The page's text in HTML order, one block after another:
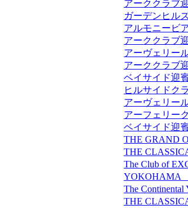
アーククラブ
ガーデンヒル
アルモニービ
アーククラブ
アーヴェリー
アーククラブ
ベイサイド迎
ヒルサイドク
アーヴェリー
アーフェリー
ベイサイド迎
THE GRAND
THE
The Club of
YOKOHAMA
The Continental
THE